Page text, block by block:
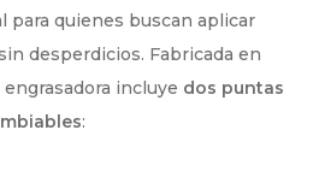
para quienes buscan aplicar
desperdicios. Fabricada en
incluye dos puntas
: